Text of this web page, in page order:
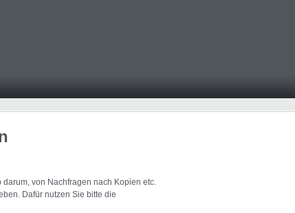
von Nachfragen nach Kopien etc.
Dafür nutzen Sie bitte die